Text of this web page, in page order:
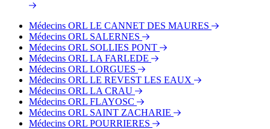
Médecins ORL LE CANNET DES MAURES
Médecins ORL SALERNES
Médecins ORL SOLLIES PONT
Médecins ORL LA FARLEDE
Médecins ORL LORGUES
Médecins ORL LE REVEST LES EAUX
Médecins ORL LA CRAU
Médecins ORL FLAYOSC
Médecins ORL SAINT ZACHARIE
Médecins ORL POURRIERES